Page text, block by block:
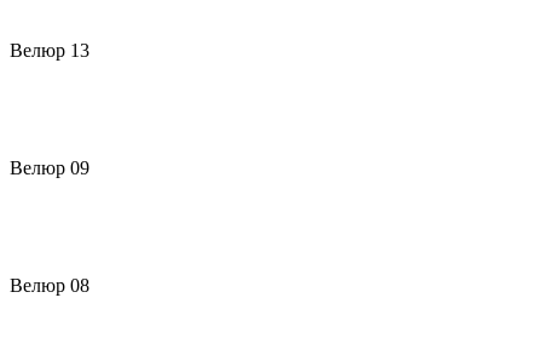
Велюр 13
Велюр 09
Велюр 08